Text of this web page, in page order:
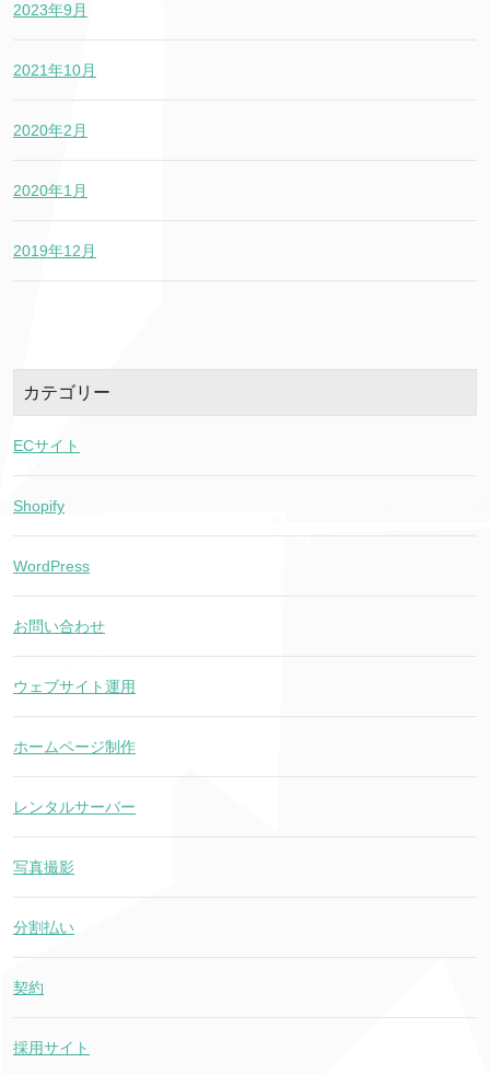
2023年9月
2021年10月
2020年2月
2020年1月
2019年12月
カテゴリー
ECサイト
Shopify
WordPress
お問い合わせ
ウェブサイト運用
ホームページ制作
レンタルサーバー
写真撮影
分割払い
契約
採用サイト